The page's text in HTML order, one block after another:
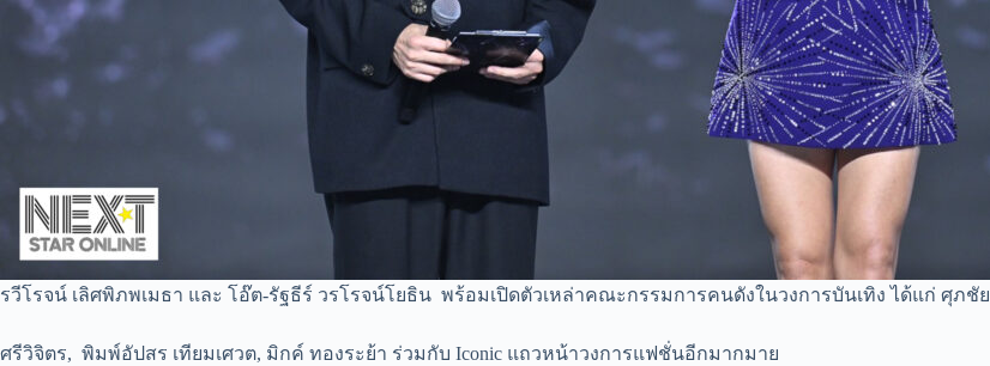
รวีโรจน์ เลิศพิภพเมธา และ โอ๊ต-รัฐธีร์ วรโรจน์โยธิน พร้อมเปิดตัวเหล่าคณะกรรมการคนดังในวงการบันเทิง ได้แก่ ศุภชัย
ศรีวิจิตร, พิมพ์อัปสร เทียมเศวต, มิกค์ ทองระย้า ร่วมกับ Iconic แถวหน้าวงการแฟชั่นอีกมากมาย